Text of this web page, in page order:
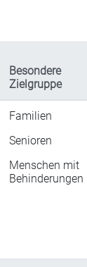
Besondere
Zielgruppe
Familien
Senioren
Menschen mit
Behinderungen